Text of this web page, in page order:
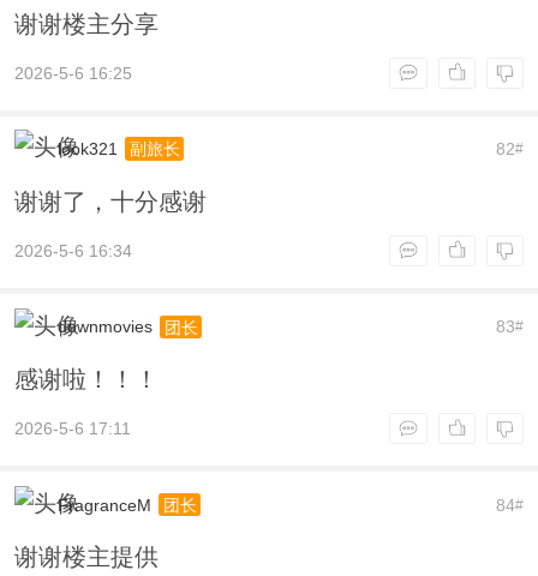
谢谢楼主分享
2026-5-6 16:25
82#
look321 副旅长
谢谢了，十分感谢
2026-5-6 16:34
83#
downmovies 团长
感谢啦！！！
2026-5-6 17:11
84#
FragranceM 团长
谢谢楼主提供